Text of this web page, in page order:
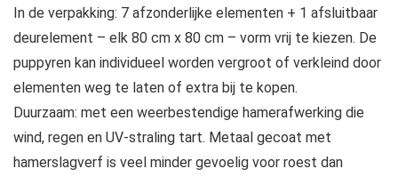
In de verpakking: 7 afzonderlijke elementen + 1 afsluitbaar
deurelement – elk 80 cm x 80 cm – vorm vrij te kiezen. De
puppyren kan individueel worden vergroot of verkleind door
elementen weg te laten of extra bij te kopen.
Duurzaam: met een weerbestendige hamerafwerking die
wind, regen en UV-straling tart. Metaal gecoat met
hamerslagverf is veel minder gevoelig voor roest dan